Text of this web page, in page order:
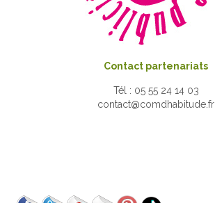
Contact partenariats
Tél : 05 55 24 14 03
contact@comdhabitude.fr